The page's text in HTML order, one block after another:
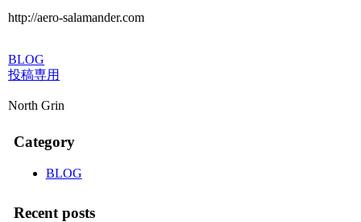
http://aero-salamander.com
BLOG
投稿専用
North Grin
Category
BLOG
Recent posts